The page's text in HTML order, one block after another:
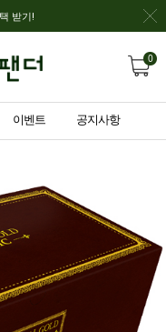
받기!
0
이벤트 공지사항